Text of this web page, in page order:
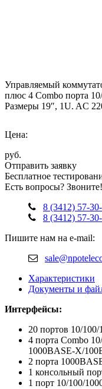
Управляемый
плюс 4 Combo порта
Размеры 19″, 1U. AC
Цена:
руб.
Отправить заявку
Бесплатное
Есть вопросы? Звоните!
8 (3412) 57-
8 (3412) 57-
Пишите нам на e-mail:
Характеристики
Документы и
Интерфейсы:
20 портов 10/
4 порта Combo
1000BASE-X/
2 порта
1 консольный
1 порт 10/100/